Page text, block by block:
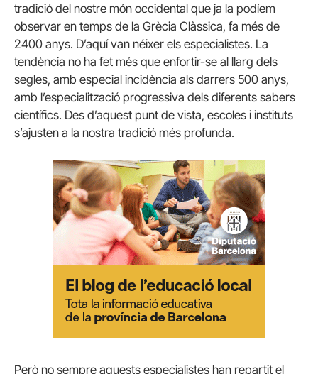
tradició del nostre món occidental que ja la podíem
observar en temps de la Grècia Clàssica, fa més de
2400 anys. D’aquí van néixer els especialistes. La
tendència no ha fet més que enfortir-se al llarg dels
segles, amb especial incidència als darrers 500 anys,
amb l’especialització progressiva dels diferents sabers
científics. Des d’aquest punt de vista, escoles i instituts
s’ajusten a la nostra tradició més profunda.
Però no sempre aquests especialistes han repartit el